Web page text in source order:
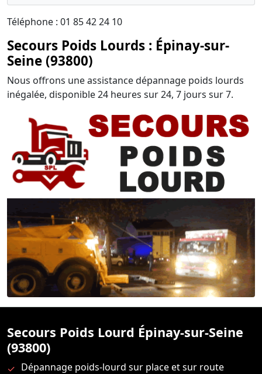
Téléphone : 01 85 42 24 10
Secours Poids Lourds : Épinay-sur-
Seine (93800)
Nous offrons une assistance dépannage poids lourds
inégalée, disponible 24 heures sur 24, 7 jours sur 7.
Secours Poids Lourd Épinay-sur-Seine
(93800)
Dépannage poids-lourd sur place et sur route